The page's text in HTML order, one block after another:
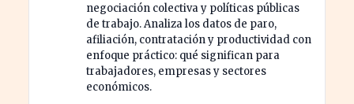
negociación colectiva y políticas públicas
de trabajo. Analiza los datos de paro,
afiliación, contratación y productividad con
enfoque práctico: qué significan para
trabajadores, empresas y sectores
económicos.